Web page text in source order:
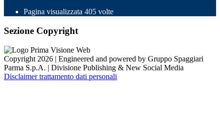
Pagina visualizzata 405 volte
Sezione Copyright
Copyright 2026 | Engineered and powered by Gruppo Spaggiari
Parma S.p.A. | Divisione Publishing & New Social Media
Disclaimer trattamento dati personali